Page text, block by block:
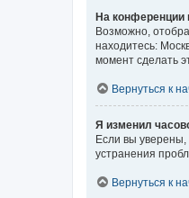
На конференции
Возможно,
находитесь:
момент сделать
Вернуться к
Я изменил
Если вы уверены,
устранения
Вернуться к